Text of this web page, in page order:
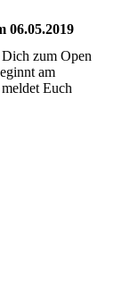
06.05.2019
zum Open
am
Euch